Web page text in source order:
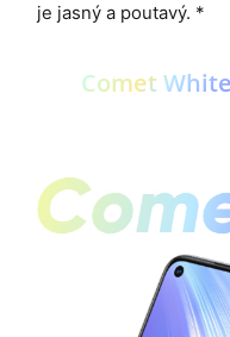
je jasný a poutavý. *
Comet White